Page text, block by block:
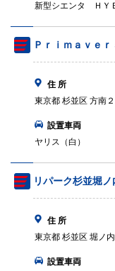
新型シエンタ ＨＹ
Ｐｒｉｍａｖｅｒ
住 所
東京都 杉並区 方南
設置車両
ヤリス（白）
リパーク杉並堀ノ
住 所
東京都 杉並区 堀ノ
設置車両